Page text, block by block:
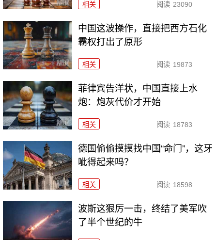
相关 阅读 23090
中国这波操作，直接把西方石化
霸权打出了原形
相关 阅读 19873
菲律宾告洋状，中国直接上水
炮：炮灰代价才开始
相关 阅读 18783
德国偷偷摸摸找中国“命门”，这牙
呲得起来吗？
相关 阅读 18598
波斯这狠厉一击，终结了美军吹
了半个世纪的牛